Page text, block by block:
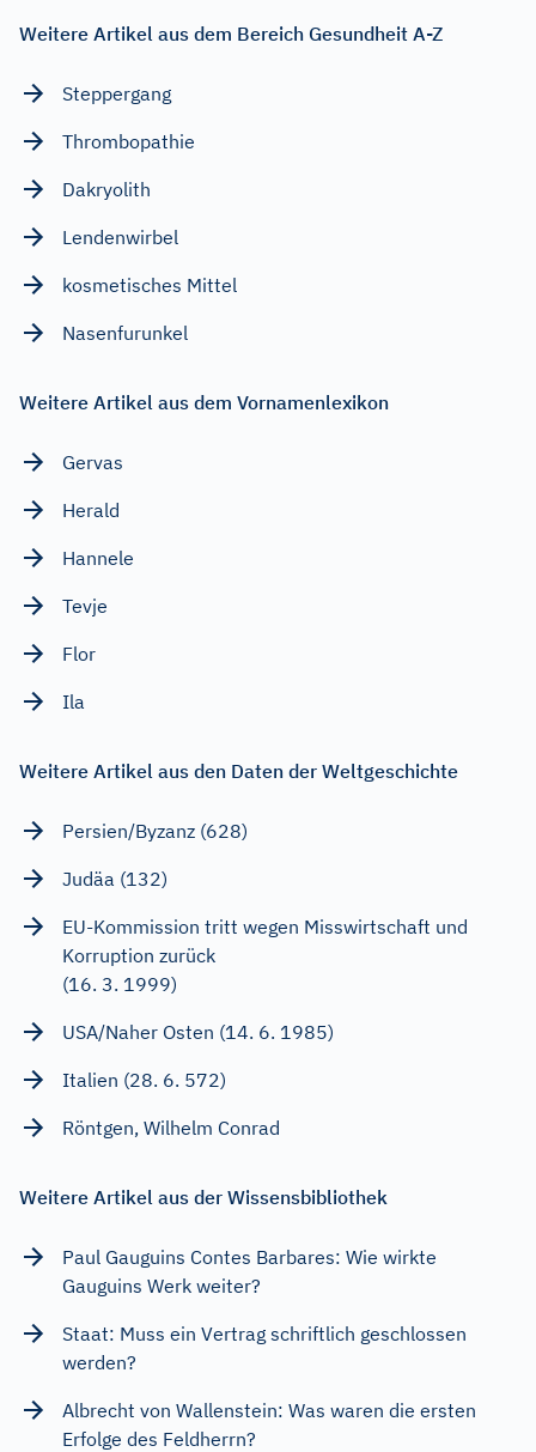
Weitere Artikel aus dem Bereich Gesundheit A-Z
Steppergang
Thrombopathie
Dakryolith
Lendenwirbel
kosmetisches Mittel
Nasenfurunkel
Weitere Artikel aus dem Vornamenlexikon
Gervas
Herald
Hannele
Tevje
Flor
Ila
Weitere Artikel aus den Daten der Weltgeschichte
Persien/Byzanz (628)
Judäa (132)
EU-Kommission tritt wegen Misswirtschaft und
Korruption zurück
(16. 3. 1999)
USA/Naher Osten (14. 6. 1985)
Italien (28. 6. 572)
Röntgen, Wilhelm Conrad
Weitere Artikel aus der Wissensbibliothek
Paul Gauguins Contes Barbares: Wie wirkte
Gauguins Werk weiter?
Staat: Muss ein Vertrag schriftlich geschlossen
werden?
Albrecht von Wallenstein: Was waren die ersten
Erfolge des Feldherrn?